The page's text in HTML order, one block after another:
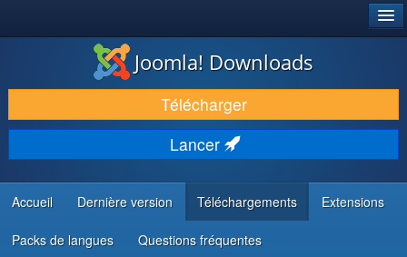
TÉLÉCHARGER & ÉTENDRE
DÉCOUVRIR & APPRENDRE
COMMUNAUTÉ & SUPPORT
RESSOURCES DÉVELOPPEURS
Joomla! Downloads
Télécharger
Lancer
Accueil Dernière version Téléchargements Extensions
Packs de langues Questions fréquentes